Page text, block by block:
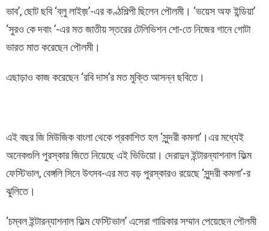
ভাব’, ছোট ছবি ‘ব্লু লাইজ়’-এর কণ্ঠশিল্পী ছিলেন পৌলমী। ‘ভয়েস অফ ইন্ডিয়া’
‘সুরও কে দবাং ’-এর মত জাতীয় স্তরের টেলিভিশন শো-তে নিজের গানে গোটা
ভারত মাত করেছেন পৌলমী।
এছাড়াও কাজ করেছেন ‘রবি দাস’র মত মুক্তি আসন্ন ছবিতে।
এই বছর জি মিউজিক বাংলা থেকে প্রকাশিত হল ‘সুন্দরী কমলা’।এর মধ্যেই
অনেকগুলি পুরস্কার জিতে নিয়েছে এই ভিডিয়ো। দেরাদুন ইন্টারন্যাশনাল ফিল্ম
ফেস্টিভাল, বেঙ্গলি সিনে উৎসব-এর মত বড় পুরস্কারও রয়েছে ‘সুন্দরী কমলা’-র
ঝুলিতে।
‘চম্বল ইন্টারন্যাশনাল ফিল্ম ফেস্টিভাল’ এসেরা গায়িকার সম্মান পেয়েছেন পৌলমী